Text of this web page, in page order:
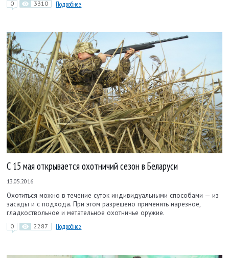
0 3310 Подробнее
С 15 мая открывается охотничий сезон в Беларуси
13.05.2016
Охотиться можно в течение суток индивидуальными способами — из
засады и с подхода. При этом разрешено применять нарезное,
гладкоствольное и метательное охотничье оружие.
0 2287 Подробнее